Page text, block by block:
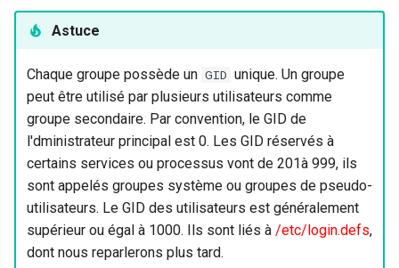
Astuce
Chaque groupe possède un GID unique. Un groupe
peut être utilisé par plusieurs utilisateurs comme
groupe secondaire. Par convention, le GID de
l'dministrateur principal est 0. Les GID réservés à
certains services ou processus vont de 201à 999, ils
sont appelés groupes système ou groupes de pseudo-
utilisateurs. Le GID des utilisateurs est généralement
supérieur ou égal à 1000. Ils sont liés à /etc/login.defs,
dont nous reparlerons plus tard.